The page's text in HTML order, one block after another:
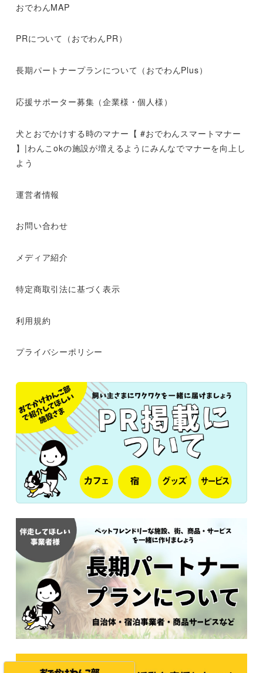
おでわんMAP
PRについて（おでわんPR）
長期パートナープランについて（おでわんPlus）
応援サポーター募集（企業様・個人様）
犬とおでかけする時のマナー【 #おでわんスマートマナー
】|わんこokの施設が増えるようにみんなでマナーを向上し
よう
運営者情報
お問い合わせ
メディア紹介
特定商取引法に基づく表示
利用規約
プライバシーポリシー